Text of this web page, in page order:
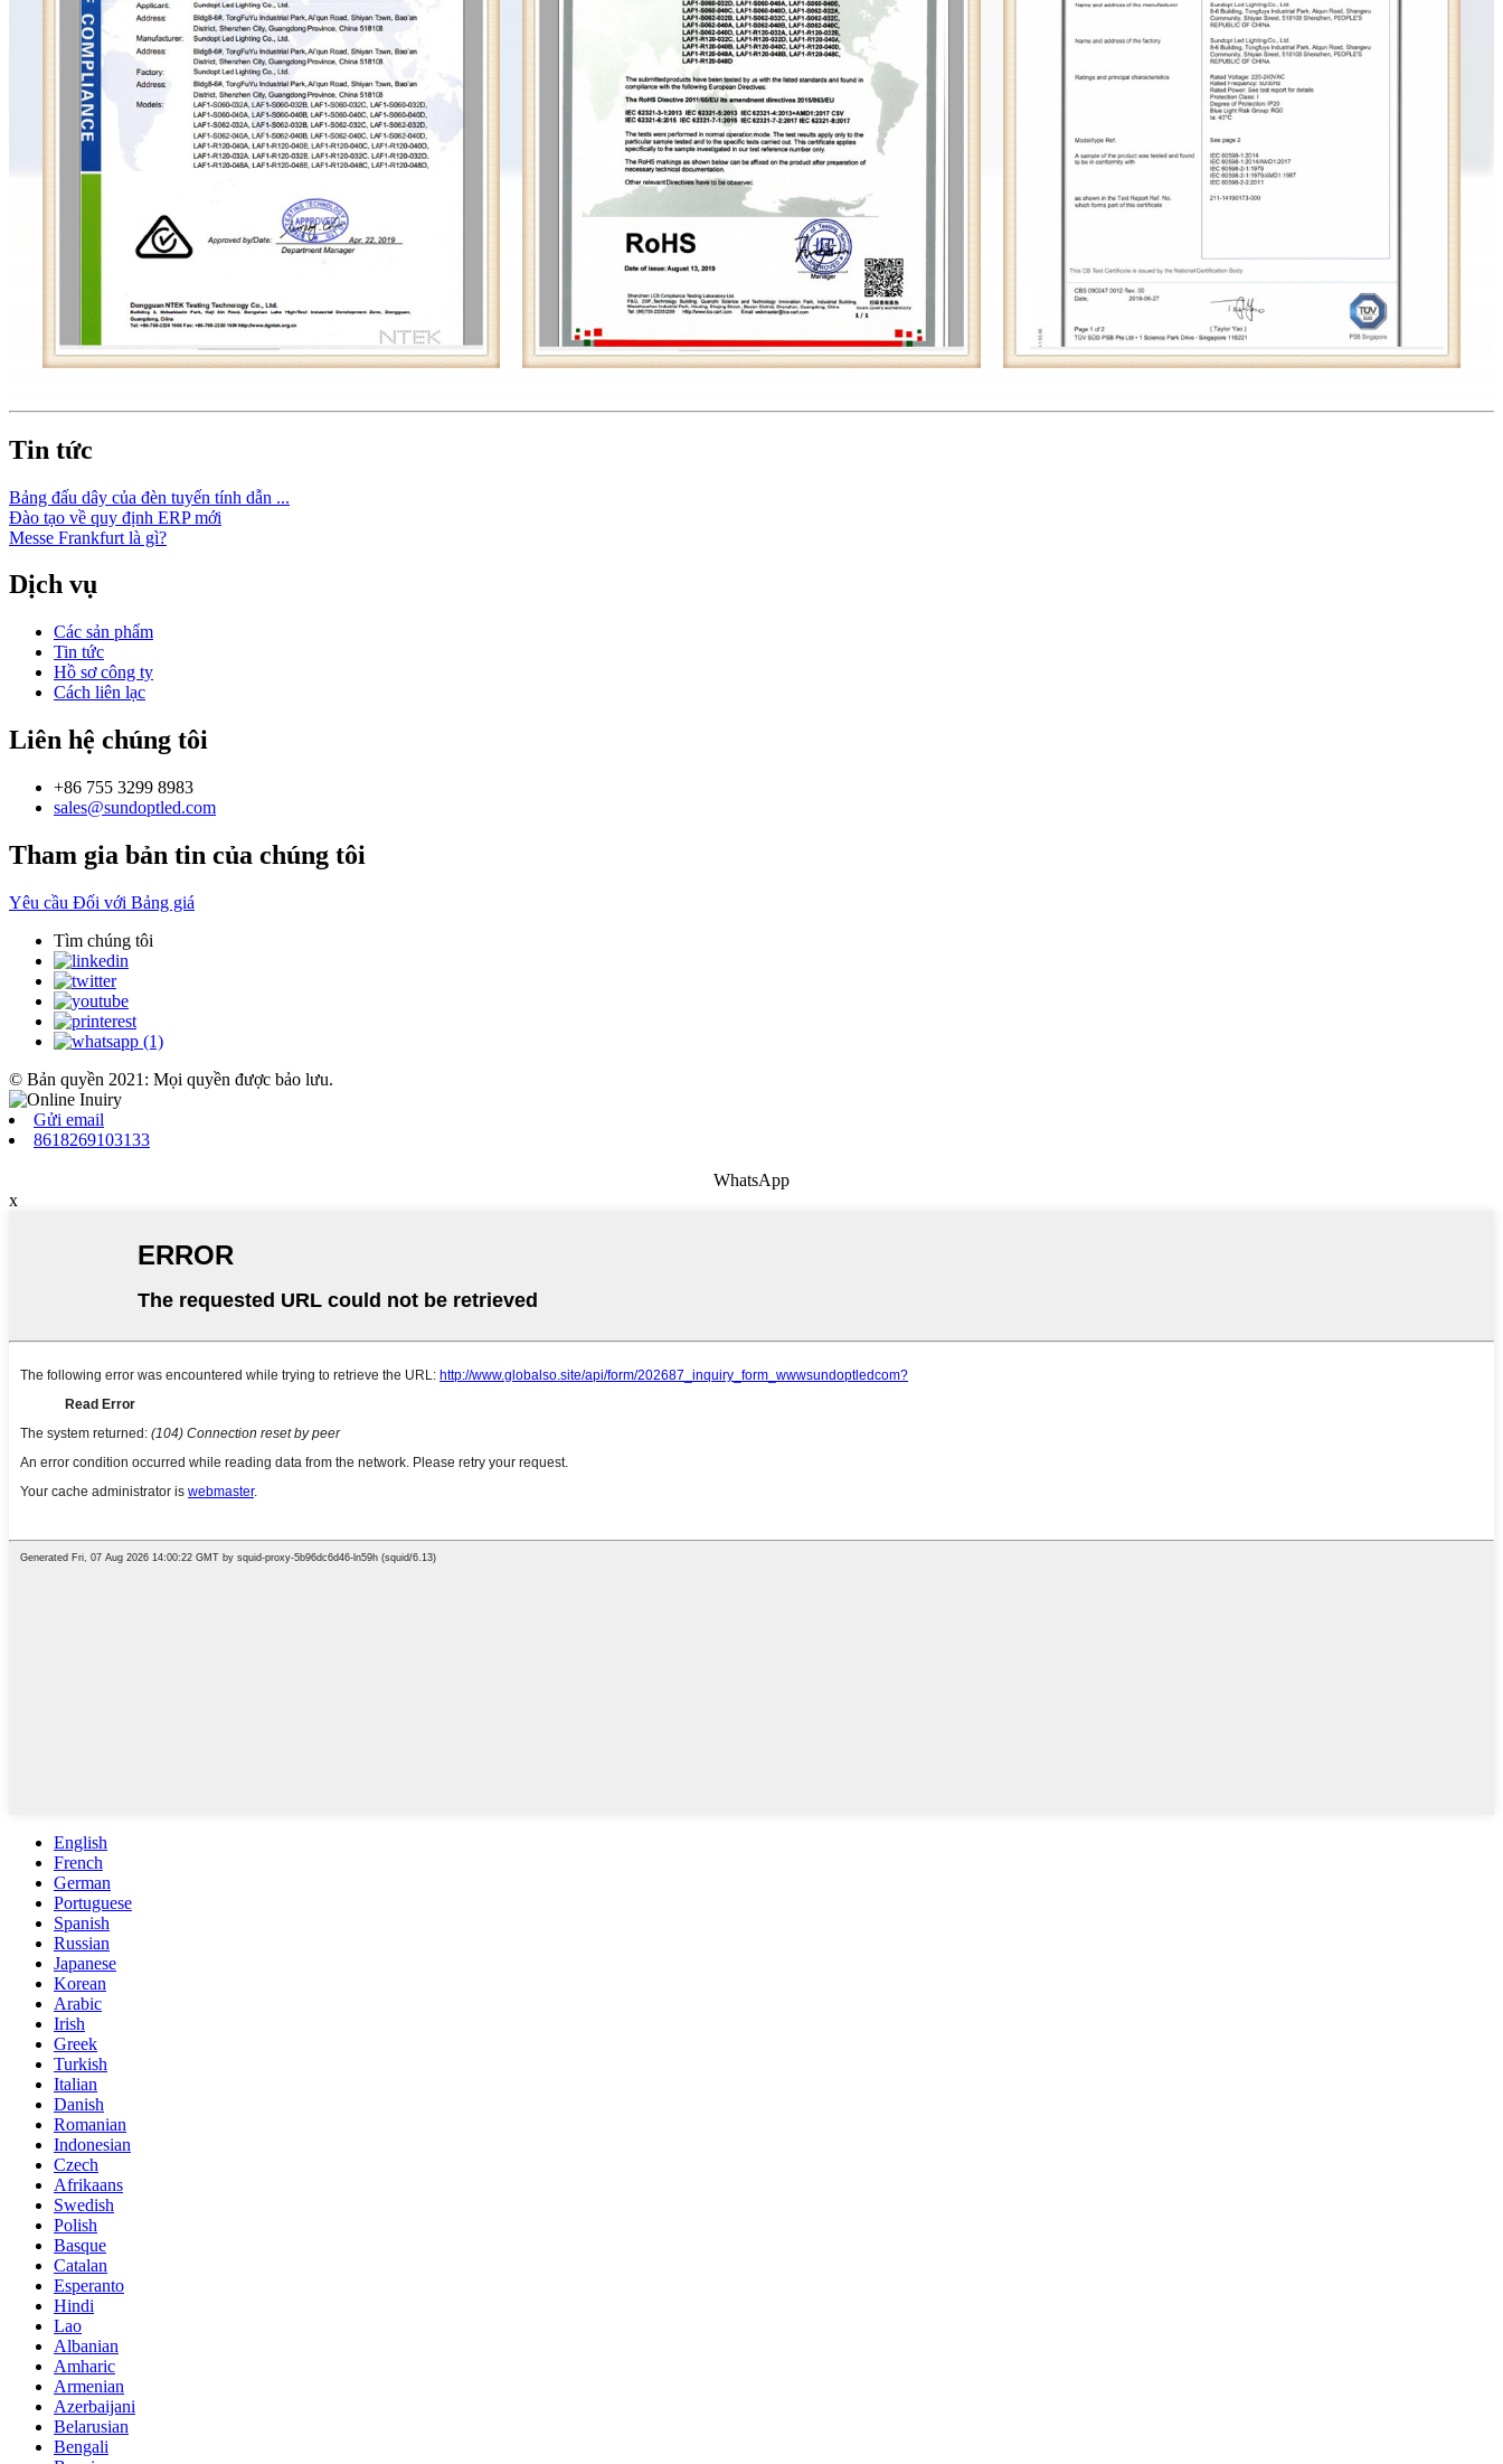
Tin tức
Bảng đấu dây của đèn tuyến tính dẫn ...
Đào tạo về quy định ERP mới
Messe Frankfurt là gì?
Dịch vụ
Các sản phẩm
Tin tức
Hồ sơ công ty
Cách liên lạc
Liên hệ chúng tôi
+86 755 3299 8983
sales@sundoptled.com
Tham gia bản tin của chúng tôi
Yêu cầu Đối với Bảng giá
Tìm chúng tôi
© Bản quyền 2021: Mọi quyền được bảo lưu.
Gửi email
8618269103133
WhatsApp
x
English
French
German
Portuguese
Spanish
Russian
Japanese
Korean
Arabic
Irish
Greek
Turkish
Italian
Danish
Romanian
Indonesian
Czech
Afrikaans
Swedish
Polish
Basque
Catalan
Esperanto
Hindi
Lao
Albanian
Amharic
Armenian
Azerbaijani
Belarusian
Bengali